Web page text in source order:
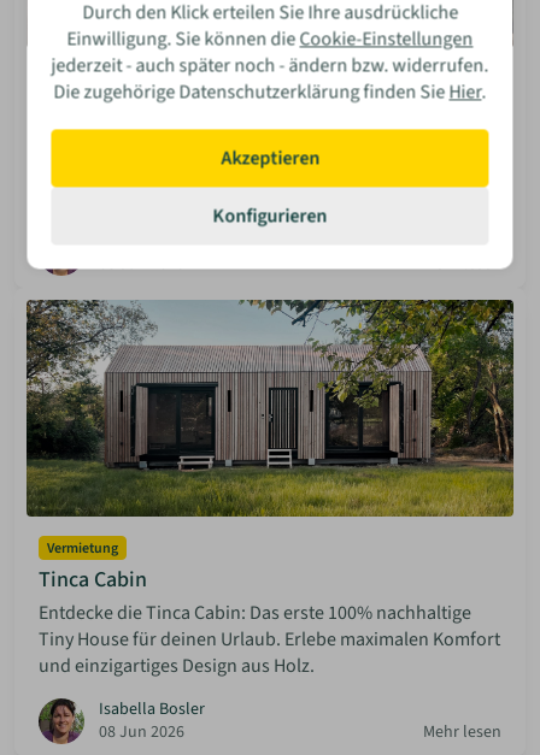
Vermietung
Klitzeklein
Lust auf eine Tiny-House-Auszeit? Entdecke das
„Klitzeklein“ im Sauerland: Ein modernes Minihaus zum
08 Jun 2026
Mehr lesen
Vermietung
Tinca Cabin
Entdecke die Tinca Cabin: Das erste 100% nachhaltige
Tiny House für deinen Urlaub. Erlebe maximalen Komfort
und einzigartiges Design aus Holz.
Isabella Bosler
08 Jun 2026
Mehr lesen
Durch den Klick erteilen Sie Ihre ausdrückliche
Einwilligung. Sie können dieCookie-Einstellungen
jederzeit - auch später noch - ändern bzw. widerrufen.
Die zugehörige Datenschutzerklärung finden SieHier.
Akzeptieren
Konfigurieren